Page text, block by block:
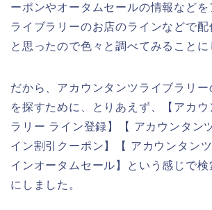
ーポンやオータムセールの情報などを
ライブラリーのお店のラインなどで配
と思ったので色々と調べてみることに
だから、アカウンタンツライブラリー
を探すために、とりあえず、【アカ
ラリー ライン登録】【 アカウンタン
イン割引クーポン】【 アカウンタン
インオータムセール】という感じで検
にしました。